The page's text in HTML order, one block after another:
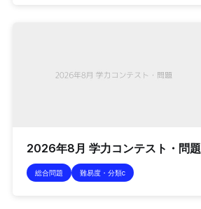
2026年8月 学力コンテスト・問題
総合問題 難易度・分類c